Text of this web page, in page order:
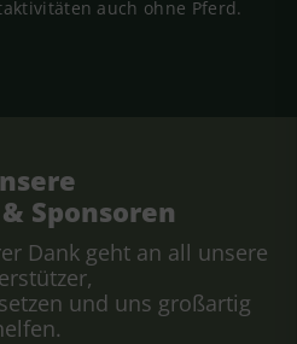
auch ohne Pferd.
Sponsoren
Dank geht an all unsere
und uns großartig